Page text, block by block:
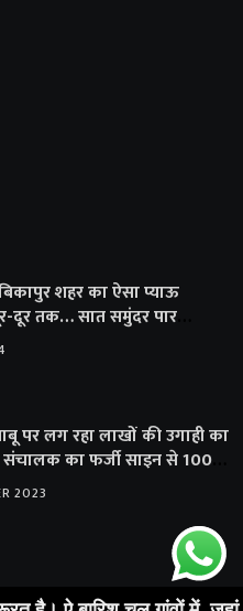
शहर का ऐसा प्याऊ
दूर तक… सात समुंदर पार
सहयोग
पर लग रहा लाखों की उगाही का
का फर्जी साइन से 100
संशोधन आदेश
2023